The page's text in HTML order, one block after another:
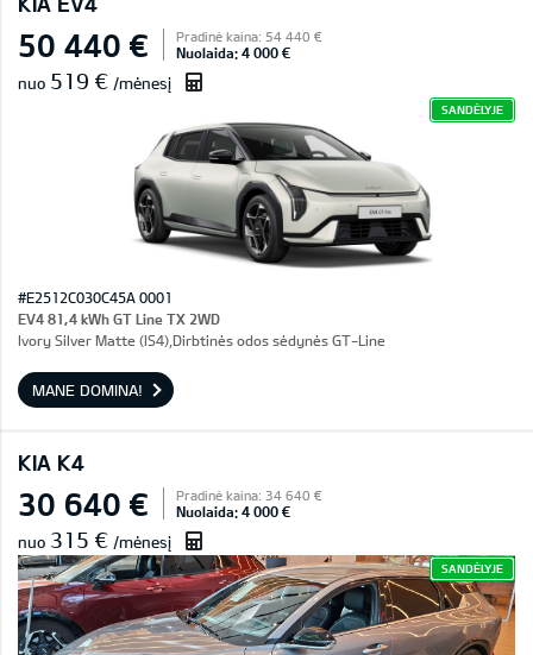
50 440 € Pradinė kaina: 54 440 €
Nuolaida: 4 000 €
nuo 519 € /mėnesį
SANDĖLYJE
#E2512C030C45A 0001
EV4 81,4 kWh GT Line TX 2WD
Ivory Silver Matte (IS4),Dirbtinės odos sėdynės GT-Line
MANE DOMINA!
KIA K4
30 640 € Pradinė kaina: 34 640 €
Nuolaida: 4 000 €
nuo 315 € /mėnesį
SANDĖLYJE